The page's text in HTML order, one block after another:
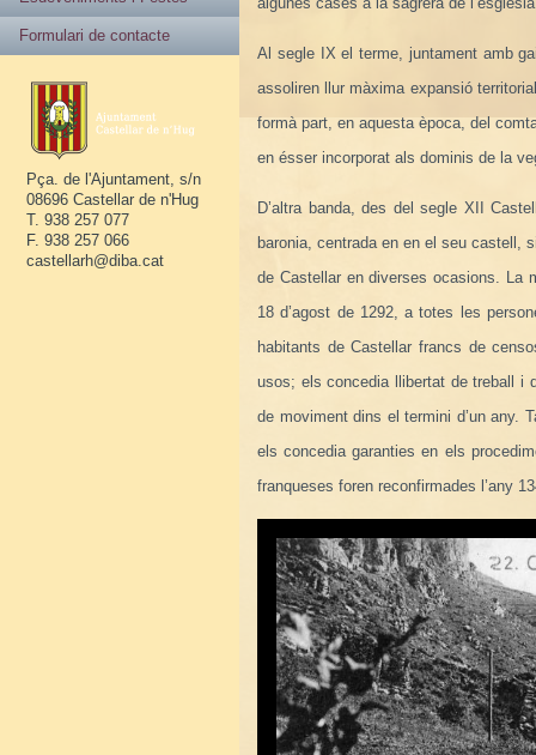
Formulari de contacte
Pça. de l'Ajuntament, s/n
08696 Castellar de n'Hug
T. 938 257 077
F. 938 257 066
castellarh@diba.cat
Al segle IX el terme, juntament amb
assoliren llur màxima expansió
formà part, en aquesta època, del
en ésser incorporat als dominis de la
D’altra banda, des del segle XII
baronia, centrada en en el seu castell,
de Castellar en diverses ocasions. La
18 d’agost de 1292, a totes les
habitants de Castellar francs de
usos; els concedia llibertat de treball i
de moviment dins el termini d’un any.
els concedia garanties en els
franqueses foren reconfirmades l’any